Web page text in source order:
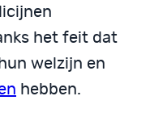
het feit dat
welzijn en
hebben.